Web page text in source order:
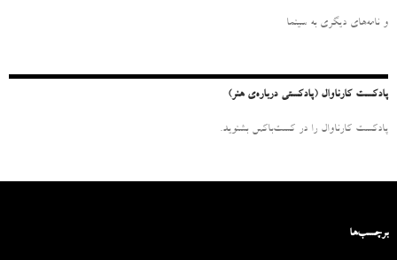
رو نامه‌‌های دیگری به سینما
پادکست کارناوال (پادکستی درباره‌ی هنر)
پادکست کارناوال را در کست‌باکس بشنوید.
برچسب‌ها